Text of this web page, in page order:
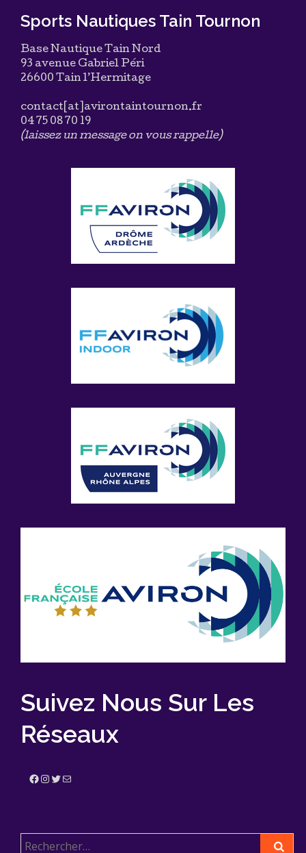
Sports Nautiques Tain Tournon
Base Nautique Tain Nord
93 avenue Gabriel Péri
26600 Tain l’Hermitage
contact[at]avirontaintournon.fr
04 75 08 70 19
(laissez un message on vous rappelle)
Suivez Nous Sur Les
Réseaux
Facebook InstagramTwitter E-mail
Rechercher :